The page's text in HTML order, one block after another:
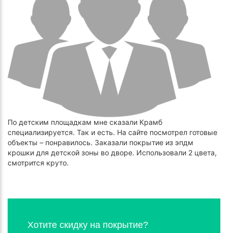
По детским площадкам мне сказали Крамб
специализируется. Так и есть. На сайте посмотрел готовые
объекты – понравилось. Заказали покрытие из эпдм
крошки для детской зоны во дворе. Использовали 2 цвета,
смотрится круто.
Хотите скидку на покрытие?